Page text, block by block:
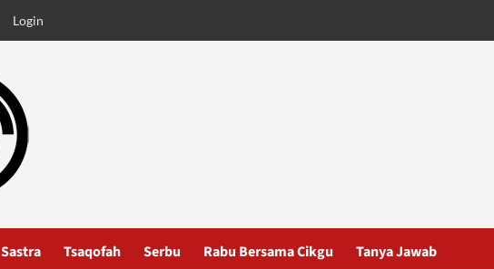
Login
Sastra Tsaqofah Serbu Rabu Bersama Cikgu Tanya Jawab